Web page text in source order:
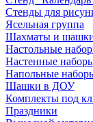
Стенды для
Ясельная группа
Шахматы и
Настольные
Настенные
Напольные
Шашки в ДОУ
Комплекты под
Праздники